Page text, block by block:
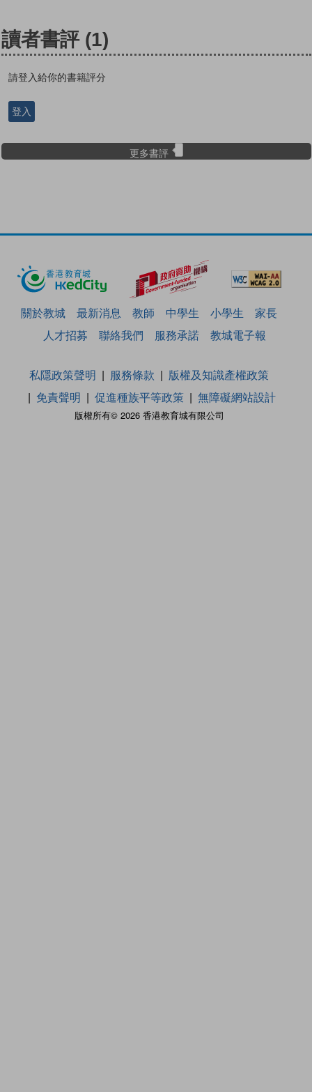
讀者書評 (1)
請登入給你的書籍評分
登入
更多書評
關於教城 最新消息 教師 中學生 小學生
家長
人才招募
聯絡我們 服務承諾 教城電子報
版權所有© 2026 香港教育城有限公司
私隱政策聲明 服務條款
版權及知識產權政策
免責聲明
促進種族平等政策 無障礙網站設計